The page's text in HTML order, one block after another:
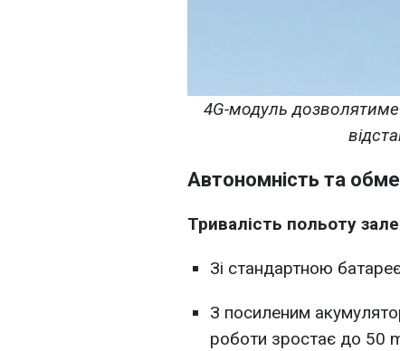
4G-модуль
Автономність та
Тривалість польоту
Зі стандартною
З посиленим
роботи зростає до 50